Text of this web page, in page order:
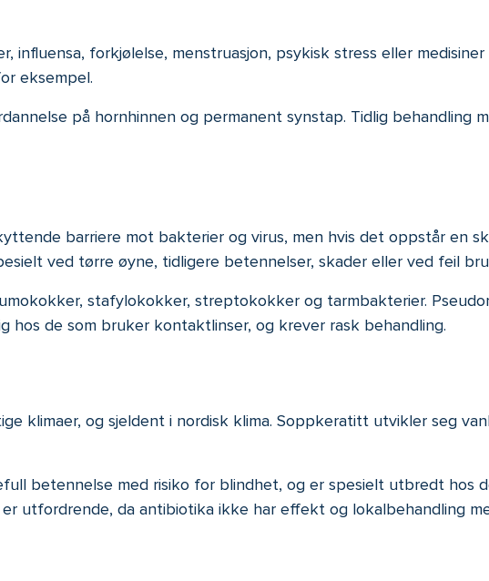
forkjølelse, menstruasjon, psykisk stress eller
eksempel.
på hornhinnen og permanent synstap. Tidlig behandling
barriere mot bakterier og virus, men hvis det oppstår en
ved tørre øyne, tidligere betennelser, skader eller ved feil
stafylokokker, streptokokker og tarmbakterier.
de som bruker kontaktlinser, og krever rask behandling.
klimaer, og sjeldent i nordisk klima. Soppkeratitt utvikler seg
betennelse med risiko for blindhet, og er spesielt utbredt hos
utfordrende, da antibiotika ikke har effekt og lokalbehandling